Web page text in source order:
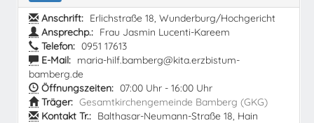
Anschrift: Erlichstraße 18, Wunderburg/Hochgericht
Ansprechp.: Frau Jasmin Lucenti-Kareem
Telefon: 0951 17613
E-Mail: maria-hilf.bamberg@kita.erzbistum-
bamberg.de
Öffnungszeiten: 07:00 Uhr - 16:00 Uhr
Träger: Gesamtkirchengemeinde Bamberg (GKG)
Kontakt Tr.: Balthasar-Neumann-Straße 18, Hain